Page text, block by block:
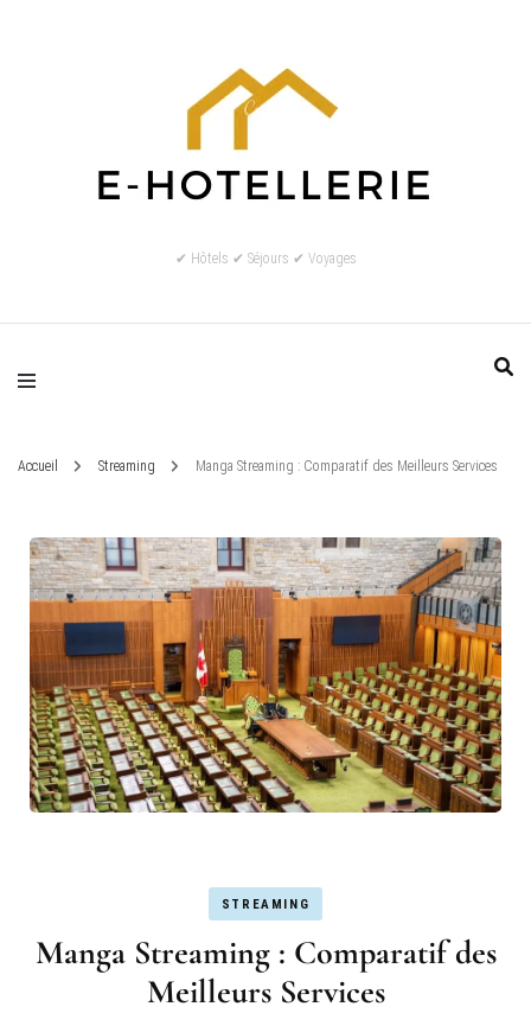
✔ Hôtels ✔ Séjours ✔ Voyages
Accueil Streaming Manga Streaming : Comparatif des Meilleurs Services
STREAMING
Manga Streaming : Comparatif des
Meilleurs Services